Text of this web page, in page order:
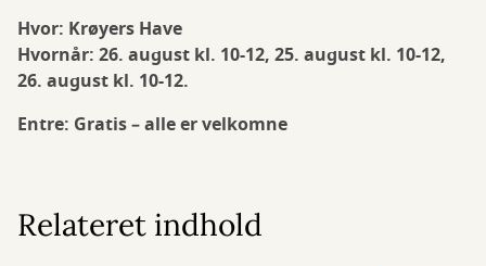
Hvor: Krøyers Have
Hvornår: 26. august kl. 10-12, 25. august kl. 10-12,
26. august kl. 10-12.
Entre: Gratis – alle er velkomne
Relateret indhold